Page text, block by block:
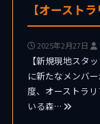
【オースト
2025年2月27日
【新規現地スタ
に新たなメンバ
度、オーストラ
いる森…